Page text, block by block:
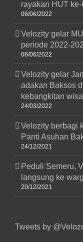
rayakan HUT ke-
06/06/2022
Velozity gelar
periode 2022-
06/06/2022
Velozity gelar
adakan Baksos
kebangkitan
24/03/2022
Velozity berbagi
Panti Asuhan
24/12/2021
Peduli Semeru,
langsung ke
20/12/2021
Tweets by